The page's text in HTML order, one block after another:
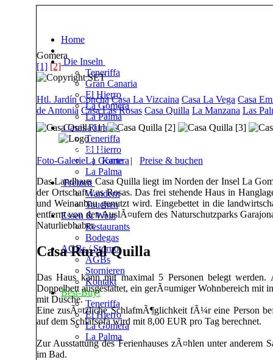
Home
Die Inseln
Teneriffa
Gran Canaria
El Hierro
La Gomera
La Palma
Casas Rurales
Teneriffa
El Hierro
La Gomera
La Palma
Freizeit
Wandern
Tauchen
Essen & Wein
Restaurants
Bodegas
AGBs / Storno
AGBs
Stornieren
Kontakt
Best-Buy!
Teneriffa
El Hierro
La Gomera
La Palma
Gomera
[1] [2]
Htl. Jardín Concha Casa La Vizcaina Casa La Vega Casa
de Antonia Casa Las Rosas Casa Quilla La Manzana Las
Ref. goag-set008
Foto-Galerie|Karte| Preise & buchen
Das Landhaus Casa Quilla liegt im Norden der Insel La
der Ortschaft Las Rosas. Das frei stehende Haus in
und Weinanbau genutzt wird. Eingebettet in die
entfernt von den AuslÃ¤ufern des Naturschutzparks
Naturliebhaber.
Casa Rural Quilla
Das Haus kann mit maximal 5 Personen belegt
Doppelbett ausgestattet, ein gerÃ¤umiger Wohnbereich mit
mit Dusche.
Eine zusÃ¤tzliche SchlafmÃ¶glichkeit fÃ¼r eine Person
auf dem Schlafsofa wird mit 8,00 EUR pro Tag berechnet.
Zur Ausstattung des Ferienhauses zÃ¤hlen unter anderem
im Bad.